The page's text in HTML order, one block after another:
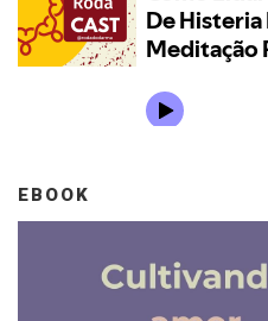
EBOOK